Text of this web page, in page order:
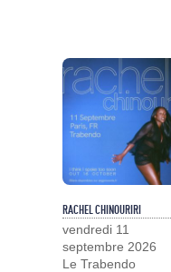
RACHEL CHINOURIRI
vendredi 11
septembre 2026
Le Trabendo